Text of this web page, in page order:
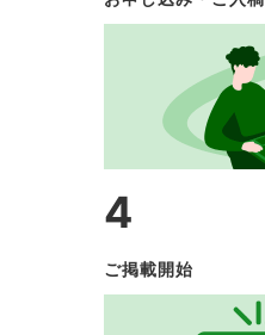
4
ご掲載開始